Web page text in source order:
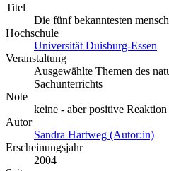
Titel
Die fünf bekanntesten
Hochschule
Universität Duisburg-Essen
Veranstaltung
Ausgewählte Themen des
Sachunterrichts
Note
keine - aber positive Reaktion
Autor
Sandra Hartweg (Autor:in)
Erscheinungsjahr
2004